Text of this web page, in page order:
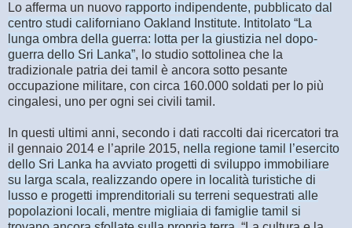
Lo afferma un nuovo rapporto indipendente, pubblicato dal
centro studi californiano Oakland Institute. Intitolato “La
lunga ombra della guerra: lotta per la giustizia nel dopo-
guerra dello Sri Lanka”, lo studio sottolinea che la
tradizionale patria dei tamil è ancora sotto pesante
occupazione militare, con circa 160.000 soldati per lo più
cingalesi, uno per ogni sei civili tamil.
In questi ultimi anni, secondo i dati raccolti dai ricercatori tra
il gennaio 2014 e l’aprile 2015, nella regione tamil l’esercito
dello Sri Lanka ha avviato progetti di sviluppo immobiliare
su larga scala, realizzando opere in località turistiche di
lusso e progetti imprenditoriali su terreni sequestrati alle
popolazioni locali, mentre migliaia di famiglie tamil si